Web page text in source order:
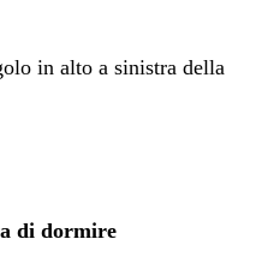
in alto a sinistra della
di dormire